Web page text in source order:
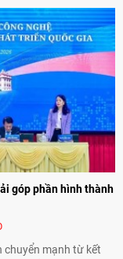
nửa thế kỷ quan hệ
góp phần hình thành
chuyển mạnh từ kết